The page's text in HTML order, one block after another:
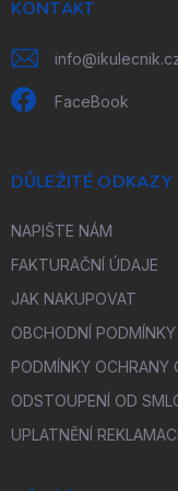
KONTAKT
info@
FaceBook
DŮLEŽITÉ ODKAZY
NAPIŠTE NÁM
FAKTURAČNÍ ÚDAJE
JAK NAKUPOVAT
OBCHODNÍ PODMÍNKY
PODMÍNKY OCHRANY
ODSTOUPENÍ OD
UPLATNĚNÍ